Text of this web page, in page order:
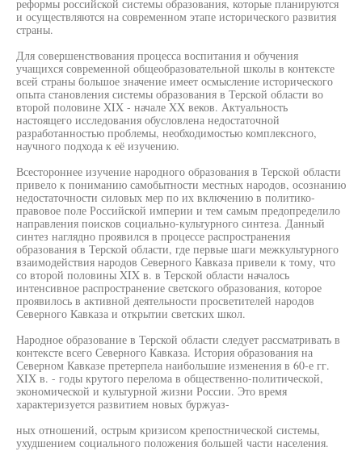
реформы российской системы образования, которые планируются
и осуществляются на современном этапе исторического развития
страны.
Для совершенствования процесса воспитания и обучения
учащихся современной общеобразовательной школы в контексте
всей страны большое значение имеет осмысление исторического
опыта становления системы образования в Терской области во
второй половине XIX - начале XX веков. Актуальность
настоящего исследования обусловлена недостаточной
разработанностью проблемы, необходимостью комплексного,
научного подхода к её изучению.
Всестороннее изучение народного образования в Терской области
привело к пониманию самобытности местных народов, осознанию
недостаточности силовых мер по их включению в политико-
правовое поле Российской империи и тем самым предопределило
направления поисков социально-культурного синтеза. Данный
синтез наглядно проявился в процессе распространения
образования в Терской области, где первые шаги межкультурного
взаимодействия народов Северного Кавказа привели к тому, что
со второй половины XIX в. в Терской области началось
интенсивное распространение светского образования, которое
проявилось в активной деятельности просветителей народов
Северного Кавказа и открытии светских школ.
Народное образование в Терской области следует рассматривать в
контексте всего Северного Кавказа. История образования на
Северном Кавказе претерпела наибольшие изменения в 60-е гг.
XIX в. - годы крутого перелома в общественно-политической,
экономической и культурной жизни России. Это время
характеризуется развитием новых буржуаз-
ных отношений, острым кризисом крепостнической системы,
ухудшением социального положения большей части населения.